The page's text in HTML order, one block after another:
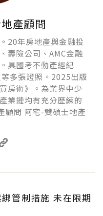
產顧問
20年房地產與金融投
壽險公司、AMC金融
具國考不動產經紀
多張證照。2025出版
房術》。為業界中少
業鏈均有充分歷練的
顧問 阿宅-雙碩士地產
管制措施 未在限期